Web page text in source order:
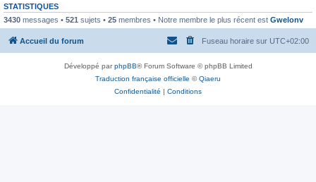
STATISTIQUES
3430 messages • 521 sujets • 25 membres • Notre membre le plus récent est Gwelonv
Accueil du forum Fuseau horaire sur UTC+02:00
Développé parphpBB® Forum Software © phpBB Limited
Traduction française officielle ©Qiaeru
Confidentialité | Conditions